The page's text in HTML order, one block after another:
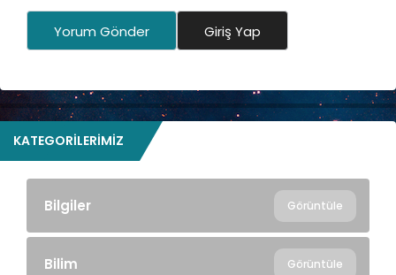
Yorum Gönder Giriş Yap
KATEGORILERIMIZ
Bilgiler Görüntüle
Bilim Görüntüle